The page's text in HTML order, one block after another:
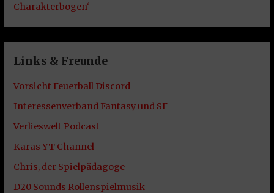
Charakterbogen‘
Links & Freunde
Vorsicht Feuerball Discord
Interessenverband Fantasy und SF
Verlieswelt Podcast
Karas YT Channel
Chris, der Spielpädagoge
D20 Sounds Rollenspielmusik